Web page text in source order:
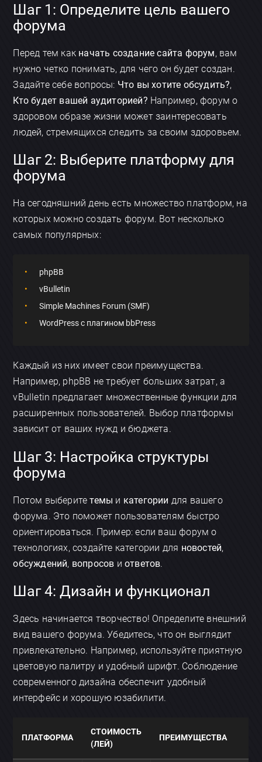
Шаг 1: Определите цель вашего
форума
Перед тем как начать создание сайта форум, вам
нужно четко понимать, для чего он будет создан.
Задайте себе вопросы: Что вы хотите обсудить?,
Кто будет вашей аудиторией? Например, форум о
здоровом образе жизни может заинтересовать
людей, стремящихся следить за своим здоровьем.
Шаг 2: Выберите платформу для
форума
На сегодняшний день есть множество платформ, на
которых можно создать форум. Вот несколько
самых популярных:
phpBB
vBulletin
Simple Machines Forum (SMF)
WordPress с плагином bbPress
Каждый из них имеет свои преимущества.
Например, phpBB не требует больших затрат, а
vBulletin предлагает множественные функции для
расширенных пользователей. Выбор платформы
зависит от ваших нужд и бюджета.
Шаг 3: Настройка структуры
форума
Потом выберитетемы и категории для вашего
форума. Это поможет пользователям быстро
ориентироваться. Пример: если ваш форум о
технологиях, создайте категории для новостей,
обсуждений, вопросов иответов.
Шаг 4: Дизайн и функционал
Здесь начинается творчество! Определите внешний
вид вашего форума. Убедитесь, что он выглядит
привлекательно. Например, используйте приятную
цветовую палитру и удобный шрифт. Соблюдение
современного дизайна обеспечит удобный
интерфейс и хорошую юзабилити.
ПЛАТФОРМА
СТОИМОСТЬ
(ЛЕЙ)
ПРЕИМУЩЕСТВА